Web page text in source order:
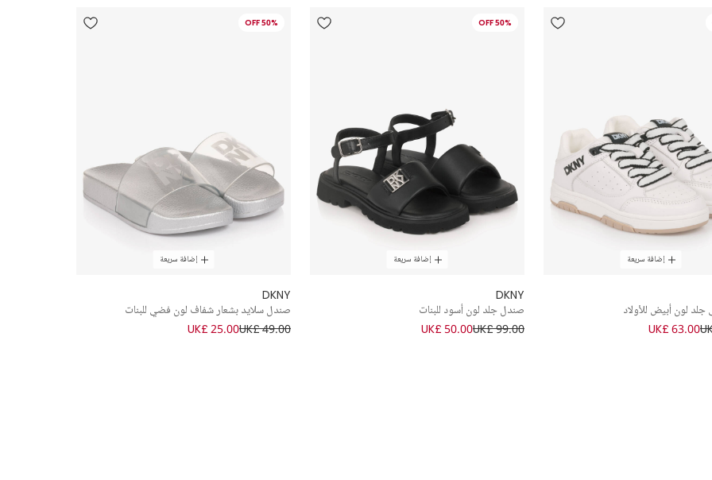
إضافة سريعة
لون أبيض للأولاد
UK£ 63.00
50% OFF
إضافة سريعة
DKNY
صندل جلد لون أسود للبنات
UK£ 99.00
UK£ 50.00
50% OFF
إضافة سريعة
DKNY
صندل سلايد بشعار شفاف لون فضي للبنات
UK£ 49.00
UK£ 25.00